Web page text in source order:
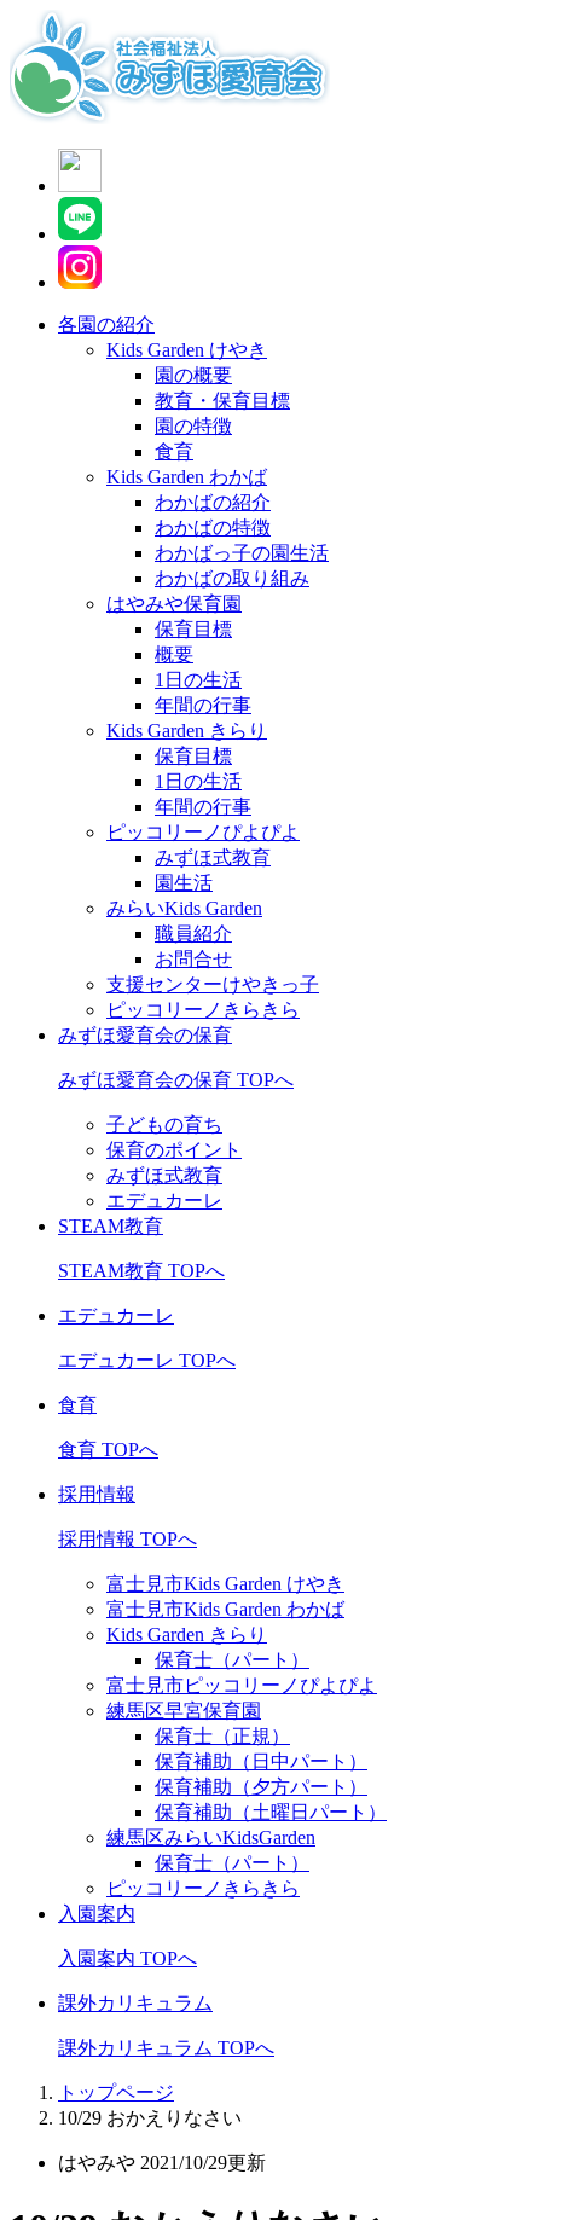
各園の紹介
Kids Garden けやき
園の概要
教育・保育目標
園の特徴
食育
Kids Garden わかば
わかばの紹介
わかばの特徴
わかばっ子の園生活
わかばの取り組み
はやみや保育園
保育目標
概要
1日の生活
年間の行事
Kids Garden きらり
保育目標
1日の生活
年間の行事
ピッコリーノぴよぴよ
みずほ式教育
園生活
みらいKids Garden
職員紹介
お問合せ
支援センターけやきっ子
ピッコリーノきらきら
みずほ愛育会の保育
みずほ愛育会の保育 TOPへ
子どもの育ち
保育のポイント
みずほ式教育
エデュカーレ
STEAM教育
STEAM教育 TOPへ
エデュカーレ
エデュカーレ TOPへ
食育
食育 TOPへ
採用情報
採用情報 TOPへ
富士見市Kids Garden けやき
富士見市Kids Garden わかば
Kids Garden きらり
保育士（パート）
富士見市ピッコリーノぴよぴよ
練馬区早宮保育園
保育士（正規）
保育補助（日中パート）
保育補助（夕方パート）
保育補助（土曜日パート）
練馬区みらいKidsGarden
保育士（パート）
ピッコリーノきらきら
入園案内
入園案内 TOPへ
課外カリキュラム
課外カリキュラム TOPへ
トップページ
10/29 おかえりなさい
はやみや 2021/10/29更新